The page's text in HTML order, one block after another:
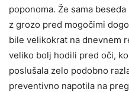
poponoma. Že sama
z grozo pred mogočimi
bile velikokrat na dnevnem
veliko bolj hodili pred oči,
poslušala zelo podobno
preventivno napotila na